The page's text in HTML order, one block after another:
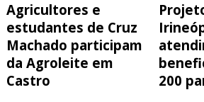
Agricultores e
estudantes de Cruz
Machado participam
da Agroleite em
Castro
200